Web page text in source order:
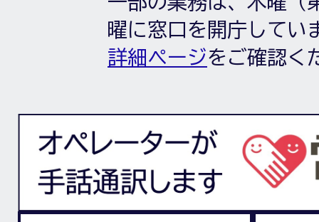
曜に窓口を開庁してい
詳細ページをご確認く